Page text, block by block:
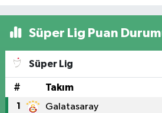
Süper Lig Puan
Süper Lig
# Takım
1 Galatasaray